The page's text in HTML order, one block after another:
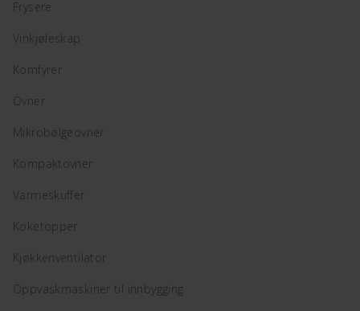
Frysere
Vinkjøleskap
Komfyrer
Ovner
Mikrobølgeovner
Kompaktovner
Varmeskuffer
Koketopper
Kjøkkenventilator
Oppvaskmaskiner til innbygging